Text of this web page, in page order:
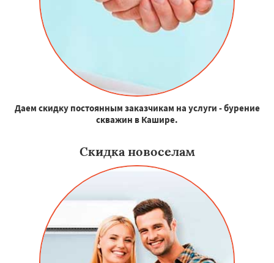
Даем скидку постоянным заказчикам на услуги - бурение
скважин в Кашире.
Скидка новоселам